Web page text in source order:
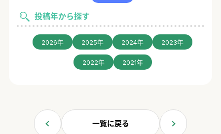
投稿年から探す
2026年 2025年 2024年 2023年
2022年 2021年
一覧に戻る